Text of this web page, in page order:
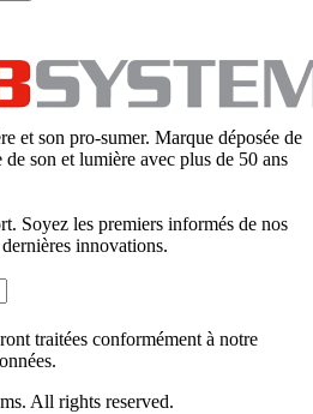
et son pro-sumer. Marque déposée de
son et lumière avec plus de 50 ans
Soyez les premiers informés de nos
innovations.
traitées conformément à notre
All rights reserved.